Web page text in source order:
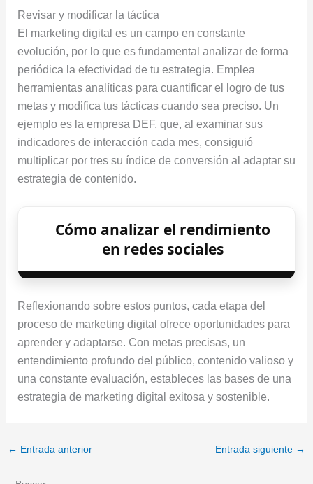
Revisar y modificar la táctica
El marketing digital es un campo en constante
evolución, por lo que es fundamental analizar de forma
periódica la efectividad de tu estrategia. Emplea
herramientas analíticas para cuantificar el logro de tus
metas y modifica tus tácticas cuando sea preciso. Un
ejemplo es la empresa DEF, que, al examinar sus
indicadores de interacción cada mes, consiguió
multiplicar por tres su índice de conversión al adaptar su
estrategia de contenido.
Cómo analizar el rendimiento
en redes sociales
Reflexionando sobre estos puntos, cada etapa del
proceso de marketing digital ofrece oportunidades para
aprender y adaptarse. Con metas precisas, un
entendimiento profundo del público, contenido valioso y
una constante evaluación, estableces las bases de una
estrategia de marketing digital exitosa y sostenible.
← Entrada anterior Entrada siguiente →